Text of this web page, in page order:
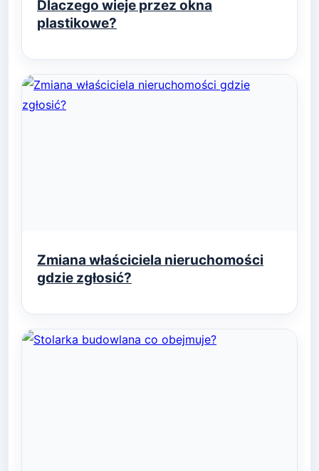
Dlaczego wieje przez okna
plastikowe?
Zmiana właściciela nieruchomości
gdzie zgłosić?